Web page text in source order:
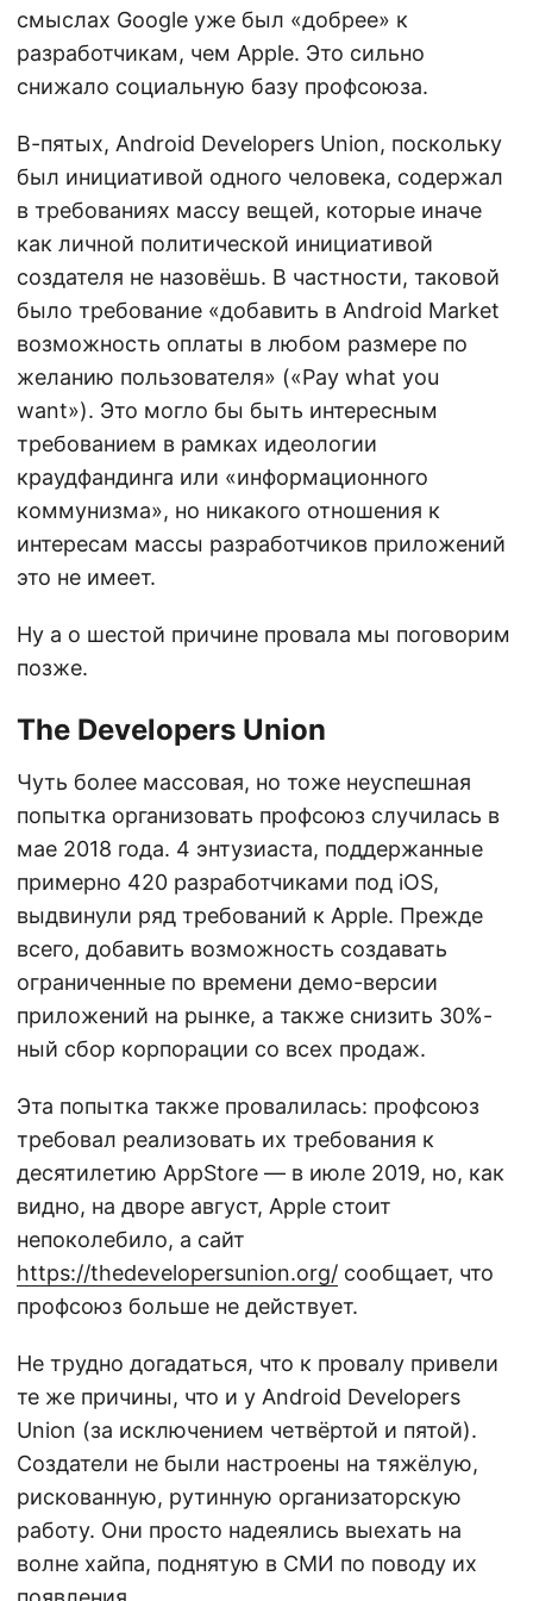
смыслах Google уже был «добрее» к
разработчикам, чем Apple. Это сильно
снижало социальную базу профсоюза.
В-пятых, Android Developers Union, поскольку
был инициативой одного человека, содержал
в требованиях массу вещей, которые иначе
как личной политической инициативой
создателя не назовёшь. В частности, таковой
было требование «добавить в Android Market
возможность оплаты в любом размере по
желанию пользователя» («Pay what you
want»). Это могло бы быть интересным
требованием в рамках идеологии
краудфандинга или «информационного
коммунизма», но никакого отношения к
интересам массы разработчиков приложений
это не имеет.
Ну а о шестой причине провала мы поговорим
позже.
The Developers Union
Чуть более массовая, но тоже неуспешная
попытка организовать профсоюз случилась в
мае 2018 года. 4 энтузиаста, поддержанные
примерно 420 разработчиками под iOS,
выдвинули ряд требований к Apple. Прежде
всего, добавить возможность создавать
ограниченные по времени демо-версии
приложений на рынке, а также снизить 30%-
ный сбор корпорации со всех продаж.
Эта попытка также провалилась: профсоюз
требовал реализовать их требования к
десятилетию AppStore — в июле 2019, но, как
видно, на дворе август, Apple стоит
непоколебило, а сайт
https://thedevelopersunion.org/ сообщает, что
профсоюз больше не действует.
Не трудно догадаться, что к провалу привели
те же причины, что и у Android Developers
Union (за исключением четвёртой и пятой).
Создатели не были настроены на тяжёлую,
рискованную, рутинную организаторскую
работу. Они просто надеялись выехать на
волне хайпа, поднятую в СМИ по поводу их